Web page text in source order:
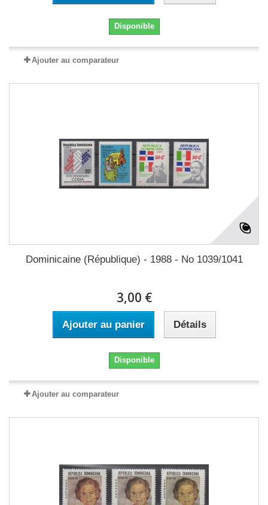
Disponible
Ajouter au comparateur
Dominicaine (République) - 1988 - No 1039/1041
3,00 €
Ajouter au panier Détails
Disponible
Ajouter au comparateur